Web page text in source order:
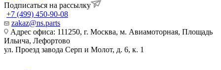
Подписаться на рассылку
+7 (499) 450-90-08
zakaz@ns.parts
Адрес офиса: 111250, г. Москва, м. Авиамоторная, Площадь
Ильича, Лефортово
ул. Проезд завода Серп и Молот, д. 6, к. 1